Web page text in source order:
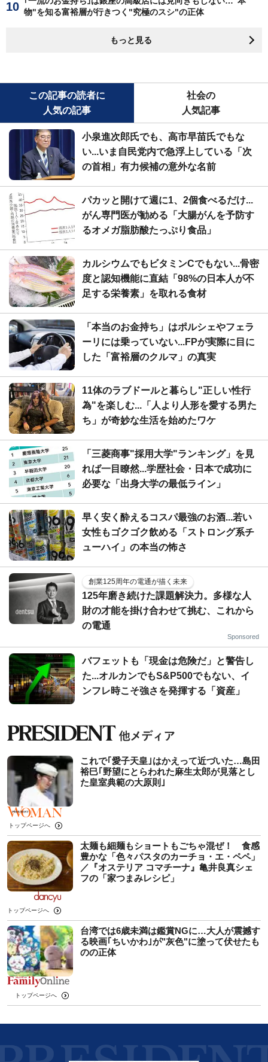
物"を知る富裕層が行きつく"究極のスシ"の正体
もっと見る
この記事の読者に
人気の記事
社会の
人気記事
小泉進次郎氏でも、高市早苗氏でもな
い...いま自民党内で急浮上している「次
の首相」有力候補の意外な名前
パカッと開けて週に1、2個食べるだけ...
がん専門医が勧める「大腸がんを予防す
るオメガ脂肪酸たっぷり食品」
カルシウムでもビタミンCでもない...骨密
度と認知機能に直結「98%の日本人が不
足する栄養素」を取れる食材
「本当のお金持ち」はポルシェやフェラ
ーリには乗っていない...FPが実際に目に
した「富裕層のクルマ」の真実
11体のラブドールと暮らし"正しい性行
為"を楽しむ...「人より人形を愛する男た
ち」が奇妙な生活を始めたワケ
「三菱商事"採用大学"ランキング」を見
れば一目瞭然...学歴社会・日本で成功に
必要な「出身大学の最低ライン」
早く安く酔えるコスパ最強のお酒...若い
女性もゴクゴク飲める「ストロング系チ
ューハイ」の本当の怖さ
創業125周年の電通が描く未来
125年磨き続けた課題解決力。多様な人
財の才能を掛け合わせて挑む、これから
の電通
Sponsored
バフェットも「現金は危険だ」と警告し
た...オルカンでもS&P500でもない、イ
ンフレ時こそ強さを発揮する「資産」
これで｢愛子天皇｣はかえって近づいた…島田
裕巳｢野望にとらわれた麻生太郎が見落とし
た皇室典範の大原則｣
トップページへ
太麺も細麺もショートもごちゃ混ぜ！ 食感
豊かな「色々パスタのカーチョ・エ・ペペ」
／『オステリア コマチーナ』亀井良真シェ
フの「家つまみレシピ」
トップページへ
台湾では6歳未満は鑑賞NGに…大人が震撼す
る映画｢ちいかわ｣が"灰色"に塗って伏せたも
のの正体
トップページへ